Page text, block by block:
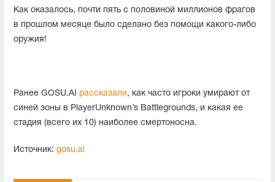
Как оказалось, почти пять с половиной миллионов фрагов
в прошлом месяце было сделано без помощи какого-либо
оружия!
Ранее GOSU.AI рассказали, как часто игроки умирают от
синей зоны в PlayerUnknown’s Battlegrounds, и какая ее
стадия (всего их 10) наиболее смертоносна.
Источник: gosu.ai